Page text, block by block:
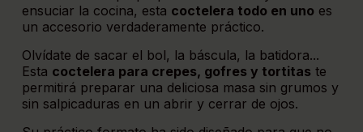
ensuciar la cocina, esta coctelera todo en uno es
un accesorio verdaderamente práctico.
Olvídate de sacar el bol, la báscula, la batidora...
Esta coctelera para crepes, gofres y tortitas te
permitirá preparar una deliciosa masa sin grumos y
sin salpicaduras en un abrir y cerrar de ojos.